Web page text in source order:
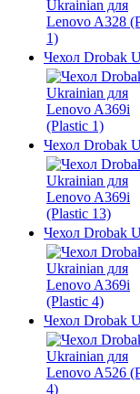
Чехол Drobak
Чехол Drobak
Чехол Drobak
Чехол Drobak